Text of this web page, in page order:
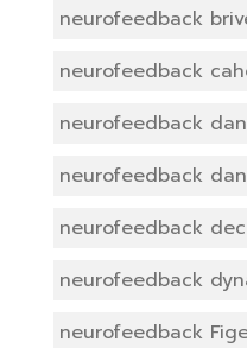
neurofeedback
neurofeedback
neurofeedback
neurofeedback
neurofeedback
neurofeedback
neurofeedback